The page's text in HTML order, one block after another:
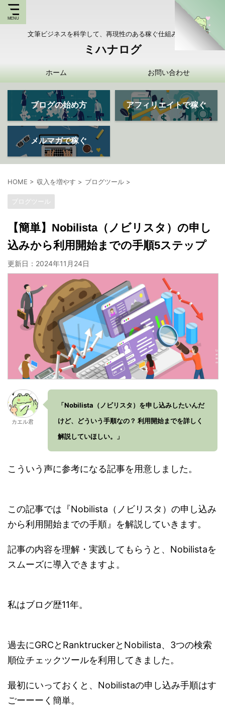
文筆ビジネスを科学して、再現性のある稼ぐ仕組みを持つ
ミハナログ
ホーム お問い合わせ
ブログの始め方 アフィリエイトで稼ぐ
メルマガで稼ぐ
HOME > 収入を増やす > ブログツール >
ブログツール
【簡単】Nobilista（ノビリスタ）の申し
込みから利用開始までの手順5ステップ
更新日： 2024年11月24日
カエル君
「Nobilista（ノビリスタ）を申し込みしたいんだ
けど、どういう手順なの？ 利用開始までを詳しく
解説していほしい。」
こういう声に参考になる記事を用意しました。
この記事では『Nobilista（ノビリスタ）の申し込み
から利用開始までの手順』を解説していきます。
記事の内容を理解・実践してもらうと、Nobilistaを
スムーズに導入できますよ。
私はブログ歴11年。
過去にGRCとRanktruckerとNobilista、3つの検索
順位チェックツールを利用してきました。
最初にいっておくと、Nobilistaの申し込み手順はす
ごーーーく簡単。